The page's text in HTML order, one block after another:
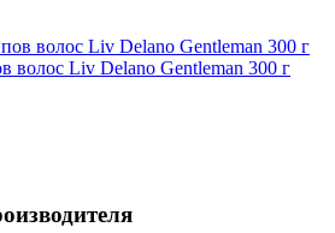
волос Liv Delano Gentleman 300 г